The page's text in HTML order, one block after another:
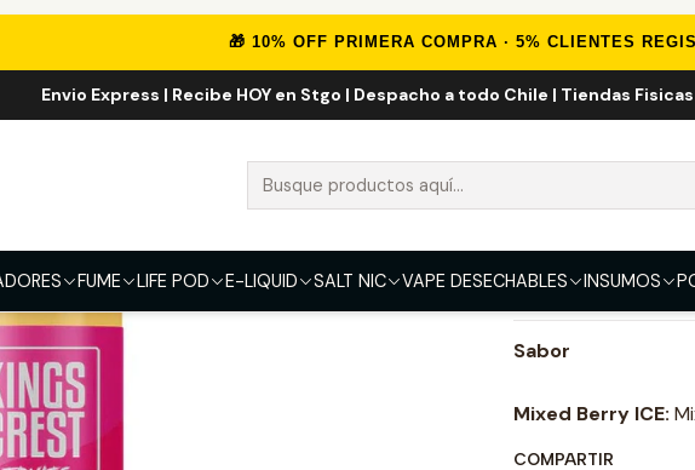
🎁 10% OFF PRIMERA COMPRA · 5% CLIENTES
Envio Express | Recibe HOY en Stgo | Despacho a todo Chile | Tiendas
FUME LIFE POD E-LIQUID SALT NIC VAPE DESECHABLES INSUMOS
Mixed
3mg
Sabor
Mixed Berry ICE:
COMPARTIR